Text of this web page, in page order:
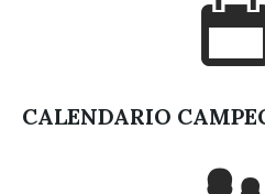
CALENDARIO